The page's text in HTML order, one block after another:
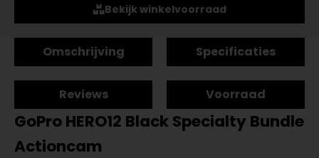
Bekijk winkelvoorraad
Omschrijving Specificaties
Reviews Voorraad
GoPro HERO12 Black Specialty Bundle
Actioncam